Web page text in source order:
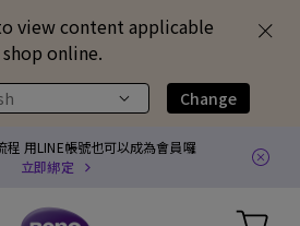
view content applicable
online.
Change
程 用LINE帳號也可以成為會員囉
立即綁定